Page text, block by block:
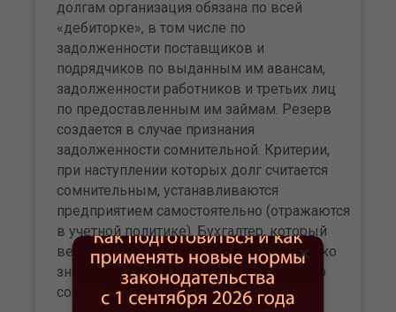
долгам организация обязана по всей
«дебиторке», в том числе по
задолженности поставщиков и
подрядчиков по выданным им авансам,
задолженности работников и третьих лиц
по предоставленным им займам. Резерв
создается в случае признания
задолженности сомнительной. Критерии,
при наступлении которых долг считается
сомнительным, устанавливаются
предприятием самостоятельно (отражаются
в учетной политике). Бухгалтер, который
ведет счета учета расчетов, должен четко
знать данные критерии и своевременно
создавать резервы.
×